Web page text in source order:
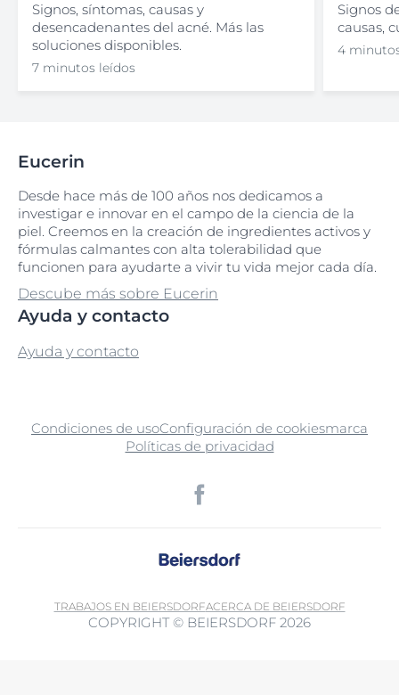
Signos, síntomas, causas y
desencadenantes del acné. Más las
soluciones disponibles.
7 minutos leídos
Signos
causas,
4
Eucerin
Desde hace más de 100 años nos dedicamos a
investigar e innovar en el campo de la ciencia de la
piel. Creemos en la creación de ingredientes activos y
fórmulas calmantes con alta tolerabilidad que
funcionen para ayudarte a vivir tu vida mejor cada día.
Descube más sobre Eucerin
Ayuda y contacto
Ayuda y contacto
Condiciones de usoConfiguración de cookiesmarca
Políticas de privacidad
TRABAJOS EN BEIERSDORFACERCA DE BEIERSDORF
COPYRIGHT © BEIERSDORF 2026